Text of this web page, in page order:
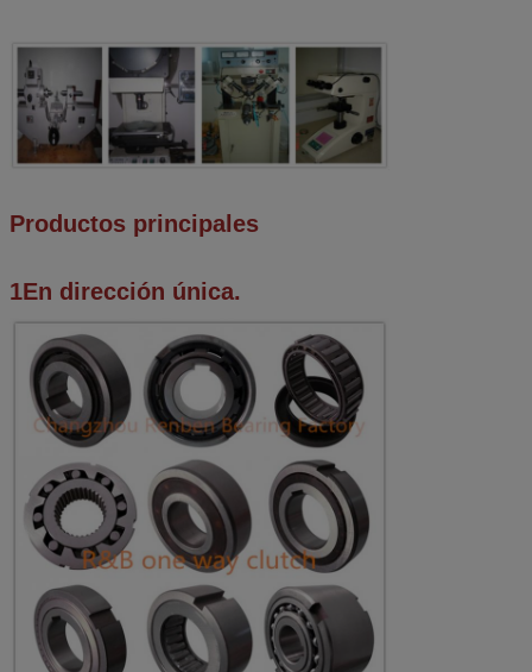
Productos principales
1En dirección única.